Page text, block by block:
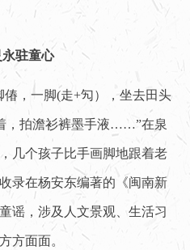
驻童心
偆，一脚(走+勼），坐去田头
，拍澹衫裤墨手液……”在泉
几个孩子比手画脚地跟着老
录在杨安东编著的《闽南新
谣，涉及人文景观、生活习
方面面。